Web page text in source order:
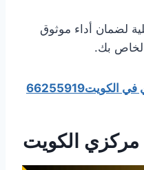
لضمان أداء موثوق
بك.
مركزي الكويت